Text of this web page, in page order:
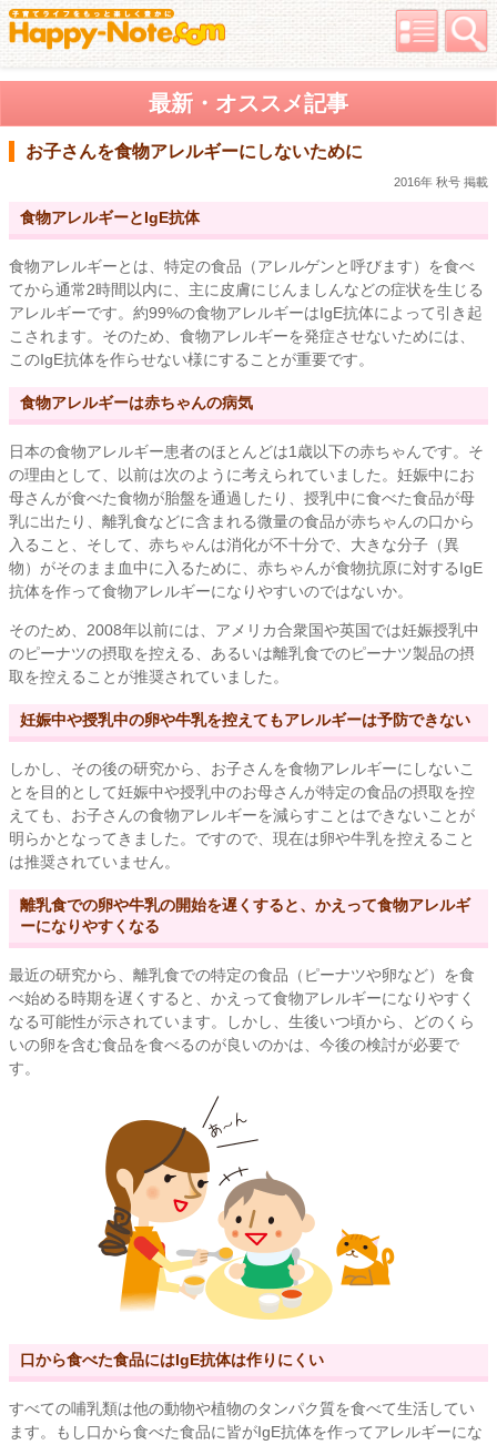
最新・オススメ記事
お子さんを食物アレルギーにしないために
2016年 秋号 掲載
食物アレルギーとIgE抗体
食物アレルギーとは、特定の食品（アレルゲンと呼びます）を食べ
てから通常2時間以内に、主に皮膚にじんましんなどの症状を生じる
アレルギーです。約99%の食物アレルギーはIgE抗体によって引き起
こされます。そのため、食物アレルギーを発症させないためには、
このIgE抗体を作らせない様にすることが重要です。
食物アレルギーは赤ちゃんの病気
日本の食物アレルギー患者のほとんどは1歳以下の赤ちゃんです。そ
の理由として、以前は次のように考えられていました。妊娠中にお
母さんが食べた食物が胎盤を通過したり、授乳中に食べた食品が母
乳に出たり、離乳食などに含まれる微量の食品が赤ちゃんの口から
入ること、そして、赤ちゃんは消化が不十分で、大きな分子（異
物）がそのまま血中に入るために、赤ちゃんが食物抗原に対するIgE
抗体を作って食物アレルギーになりやすいのではないか。
そのため、2008年以前には、アメリカ合衆国や英国では妊娠授乳中
のピーナツの摂取を控える、あるいは離乳食でのピーナツ製品の摂
取を控えることが推奨されていました。
妊娠中や授乳中の卵や牛乳を控えてもアレルギーは予防できない
しかし、その後の研究から、お子さんを食物アレルギーにしないこ
とを目的として妊娠中や授乳中のお母さんが特定の食品の摂取を控
えても、お子さんの食物アレルギーを減らすことはできないことが
明らかとなってきました。ですので、現在は卵や牛乳を控えること
は推奨されていません。
離乳食での卵や牛乳の開始を遅くすると、かえって食物アレルギ
ーになりやすくなる
最近の研究から、離乳食での特定の食品（ピーナツや卵など）を食
べ始める時期を遅くすると、かえって食物アレルギーになりやすく
なる可能性が示されています。しかし、生後いつ頃から、どのくら
いの卵を含む食品を食べるのが良いのかは、今後の検討が必要で
す。
口から食べた食品にはIgE抗体は作りにくい
すべての哺乳類は他の動物や植物のタンパク質を食べて生活してい
ます。もし口から食べた食品に皆がIgE抗体を作ってアレルギーにな